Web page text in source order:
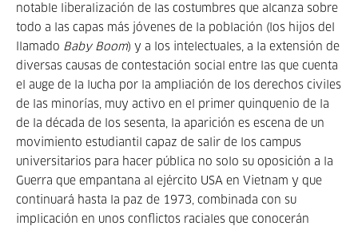
notable liberalización de las costumbres que alcanza sobre
todo a las capas más jóvenes de la población (los hijos del
llamado Baby Boom) y a los intelectuales, a la extensión de
diversas causas de contestación social entre las que cuenta
el auge de la lucha por la ampliación de los derechos civiles
de las minorías, muy activo en el primer quinquenio de la
de la década de los sesenta, la aparición es escena de un
movimiento estudiantil capaz de salir de los campus
universitarios para hacer pública no solo su oposición a la
Guerra que empantana al ejército USA en Vietnam y que
continuará hasta la paz de 1973, combinada con su
implicación en unos conflictos raciales que conocerán